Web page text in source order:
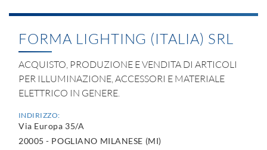
FORMA LIGHTING (ITALIA) SRL
ACQUISTO, PRODUZIONE E VENDITA DI ARTICOLI
PER ILLUMINAZIONE, ACCESSORI E MATERIALE
ELETTRICO IN GENERE.
INDIRIZZO:
Via Europa 35/A
20005 - POGLIANO MILANESE (MI)